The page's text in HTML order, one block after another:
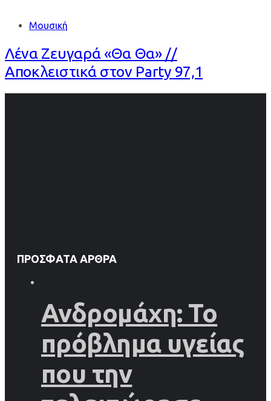
Μουσική
Λένα Ζευγαρά «Θα Θα» //
Αποκλειστικά στον Party 97,1
ΠΡΌΣΦΑΤΑ ΆΡΘΡΑ
Ανδρομάχη: Το
πρόβλημα υγείας
που την